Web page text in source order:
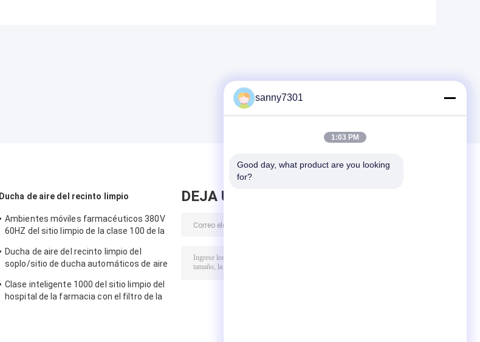
Ducha de aire del recinto limpio
Ambientes móviles farmacéuticos 380V
60HZ del sitio limpio de la clase 100 de la
Ducha de aire del recinto limpio del
soplo/sitio de ducha automáticos de aire
dispositivo de seguridad
Clase inteligente 1000 del sitio limpio del
hospital de la farmacia con el filtro de la
DEJA UN MENSAJE
sanny7301
1:03 PM
Good day, what product are you looking
for?